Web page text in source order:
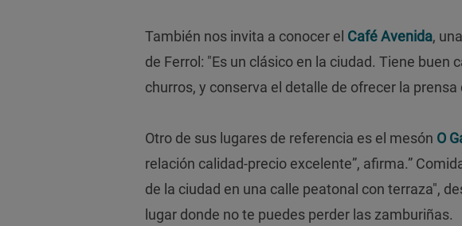
También nos invita a conocer el Café Avenida,
de Ferrol: "Es un clásico en la ciudad. Tiene buen
churros, y conserva el detalle de ofrecer la prensa
Otro de sus lugares de referencia es el mesón O
relación calidad-precio excelente”, afirma.”
de la ciudad en una calle peatonal con terraza",
lugar donde no te puedes perder las zamburiñas.